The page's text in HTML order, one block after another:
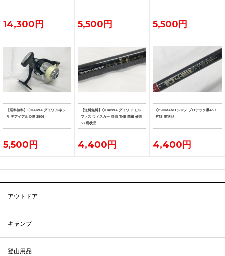
14,300円 5,500円 5,500円
【送料無料】◇DAIWA ダイワ ルネッ
サ デアイアル DIR 2506
5,500円
【送料無料】◇DAIWA ダイワ アモル
ファス ウィスカー 渓流 THE 華厳 硬調
53 現状品
4,400円
◇SHIMANO シマノ プロテック磯4-53
PTS 現状品
4,400円
アウトドア
キャンプ
登山用品